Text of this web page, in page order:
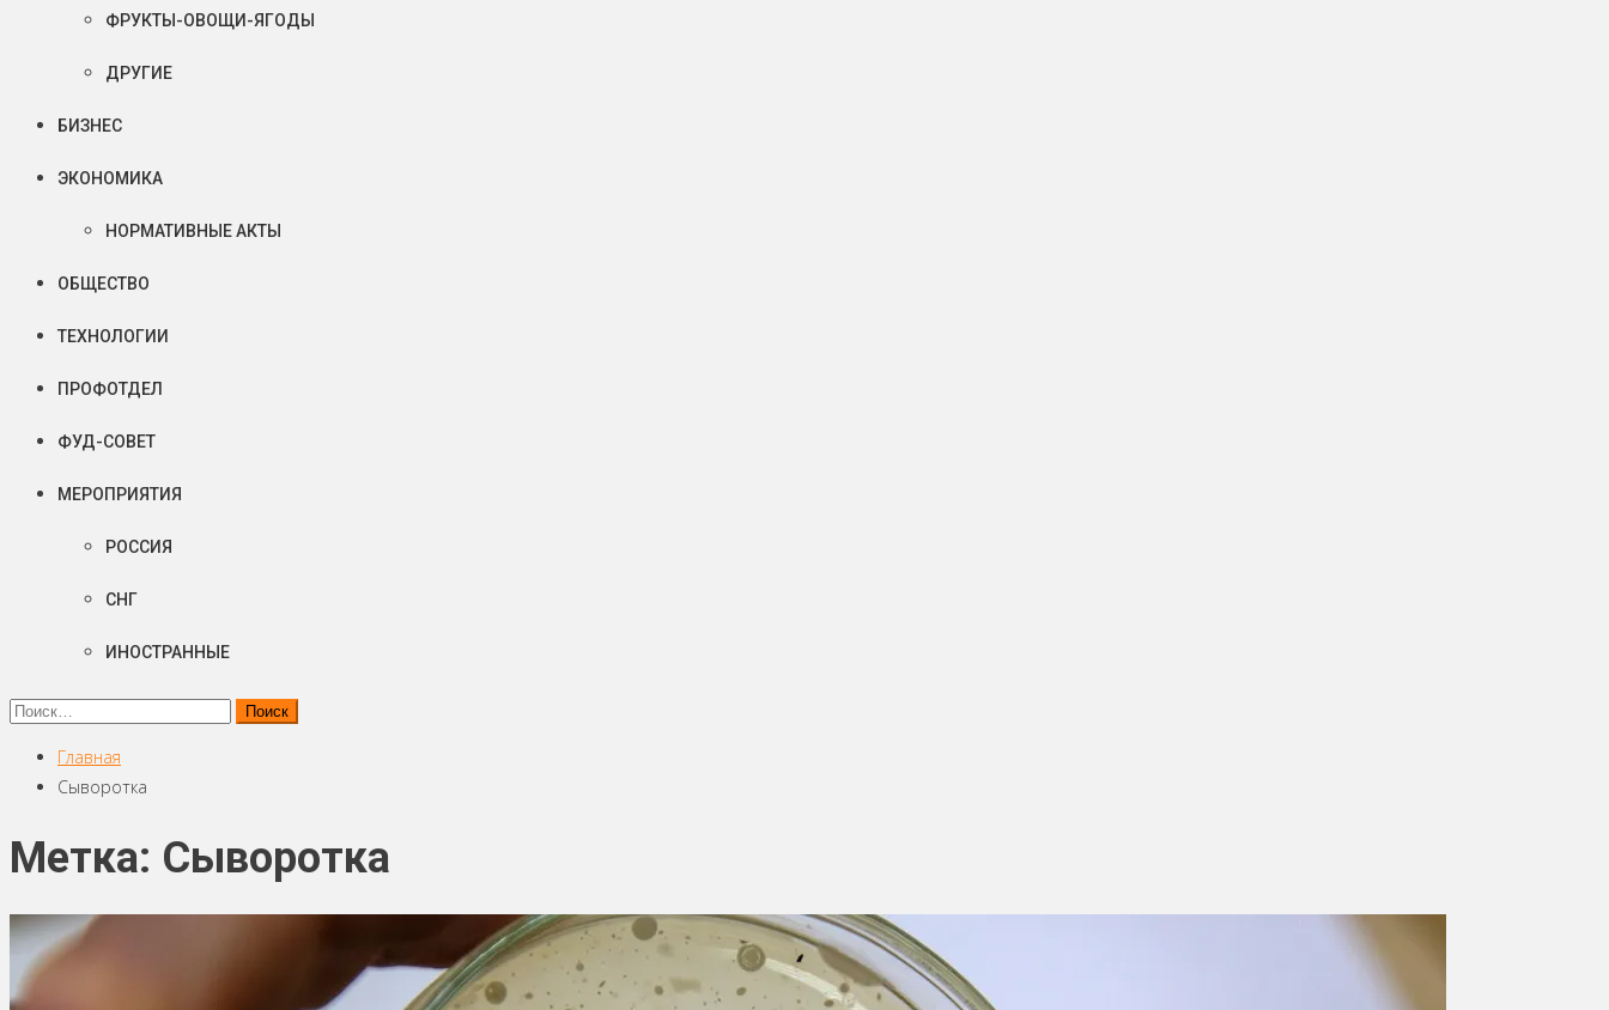
ФРУКТЫ-ОВОЩИ-ЯГОДЫ
ДРУГИЕ
БИЗНЕС
ЭКОНОМИКА
НОРМАТИВНЫЕ АКТЫ
ОБЩЕСТВО
ТЕХНОЛОГИИ
ПРОФОТДЕЛ
ФУД-СОВЕТ
МЕРОПРИЯТИЯ
РОССИЯ
СНГ
ИНОСТРАННЫЕ
Найти:
Главная
Сыворотка
Метка: Сыворотка